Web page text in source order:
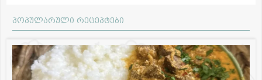
პოპულარული რეცეპტები